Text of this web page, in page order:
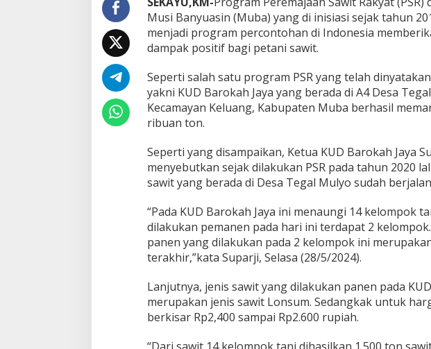
r
o
k
a
a
y
a
P
e
n
R
b
a
n
T
n
S
a
w
t
Musi Banyuasin (Muba) yang di inisiasi sejak tahun
menjadi program percontohan di Indonesia
dampak positif bagi petani sawit.
Seperti salah satu program PSR yang telah
yakni KUD Barokah Jaya yang berada di A4 Desa
Kecamayan Keluang, Kabupaten Muba berhasil
ribuan ton.
Seperti yang disampaikan, Ketua KUD Barokah Jaya
menyebutkan sejak dilakukan PSR pada tahun 2020
sawit yang berada di Desa Tegal Mulyo sudah
“Pada KUD Barokah Jaya ini menaungi 14 kelompok
dilakukan pemanen pada hari ini terdapat 2
panen yang dilakukan pada 2 kelompok ini
terakhir,”kata Suparji, Selasa (28/5/2024).
Lanjutnya, jenis sawit yang dilakukan panen pada
merupakan jenis sawit Lonsum. Sedangkak untuk
berkisar Rp2,400 sampai Rp2.600 rupiah.